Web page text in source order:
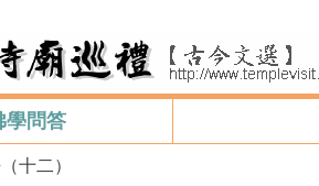
學問答
十二）